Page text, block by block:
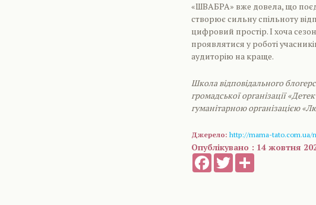
«ШВАБРА» вже довела, що
створює сильну спільноту
цифровий простір. І хоча
проявлятися у роботі
аудиторію на краще.
Школа відповідального
громадської організації
гуманітарною організацією
Джерело: http://mama-tato.com.ua/
Опублікувано : 14 жовтня
FacebookTwitter